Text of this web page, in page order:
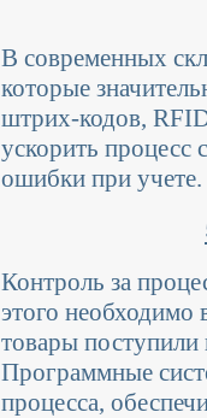
В современных
которые
штрих-кодов,
ускорить процесс
ошибки при учете.
Контроль за
этого необходимо
товары поступили
Программные
процесса,